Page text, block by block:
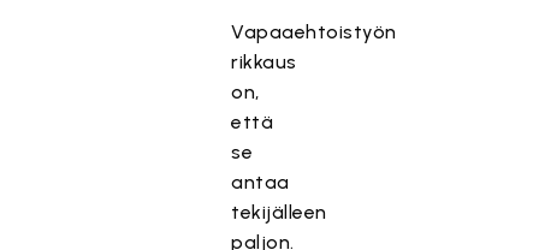
Vapaaehtoistyön
rikkaus
on,
että
se
antaa
tekijälleen
paljon.